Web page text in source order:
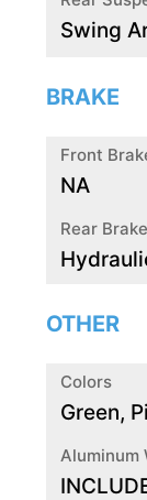
Swing
BRAKE
Front
NA
Rear Brake
OTHER
Colors
Green,
Aluminum